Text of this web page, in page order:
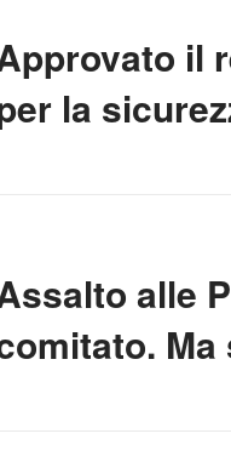
il
la
alle
Ma